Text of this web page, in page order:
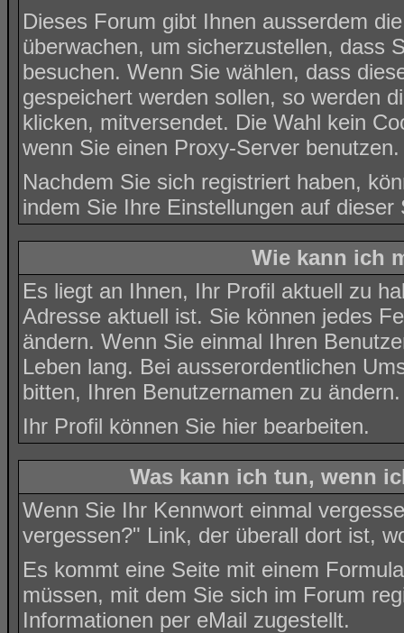
Dieses Forum gibt Ihnen ausserdem
überwachen, um sicherzustellen, dass
besuchen. Wenn Sie wählen, dass
gespeichert werden sollen, so werden
klicken, mitversendet. Die Wahl kein
wenn Sie einen Proxy-Server benutzen.
Nachdem Sie sich registriert haben,
indem Sie Ihre Einstellungen auf dieser
Wie kann ich
Es liegt an Ihnen, Ihr Profil aktuell zu
Adresse aktuell ist. Sie können jedes
ändern. Wenn Sie einmal Ihren
Leben lang. Bei ausserordentlichen
bitten, Ihren Benutzernamen zu
Ihr Profil können Sie hier bearbeiten.
Was kann ich tun, wenn
Wenn Sie Ihr Kennwort einmal
vergessen?" Link, der überall dort ist,
Es kommt eine Seite mit einem
müssen, mit dem Sie sich im Forum
Informationen per eMail zugestellt.